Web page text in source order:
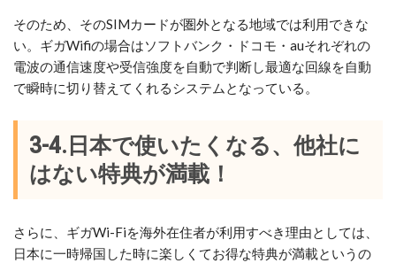
そのため、そのSIMカードが圏外となる地域では利用できな
い。ギガWifiの場合はソフトバンク・ドコモ・auそれぞれの
電波の通信速度や受信強度を自動で判断し最適な回線を自動
で瞬時に切り替えてくれるシステムとなっている。
3-4.日本で使いたくなる、他社に
はない特典が満載！
さらに、ギガWi-Fiを海外在住者が利用すべき理由としては、
日本に一時帰国した時に楽しくてお得な特典が満載というの